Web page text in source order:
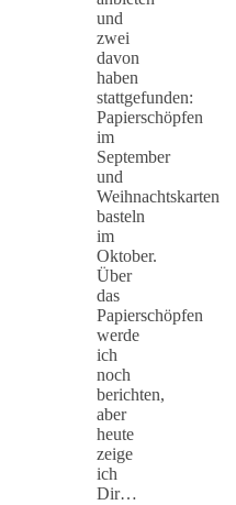
und
zwei
davon
haben
stattgefunden:
Papierschöpfen
im
September
und
Weihnachtskarten
basteln
im
Oktober.
Über
das
Papierschöpfen
werde
ich
noch
berichten,
aber
heute
zeige
ich
Dir…